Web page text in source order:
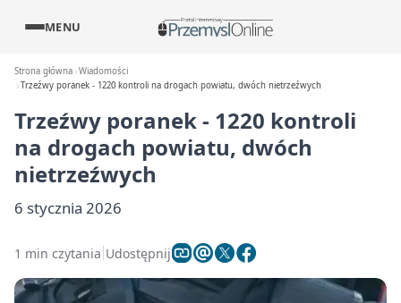
MENU
Strona główna Wiadomości
Trzeźwy poranek - 1220 kontroli na drogach powiatu, dwóch nietrzeźwych
Trzeźwy poranek - 1220 kontroli
na drogach powiatu, dwóch
nietrzeźwych
6 stycznia 2026
1 min czytania Udostępnij